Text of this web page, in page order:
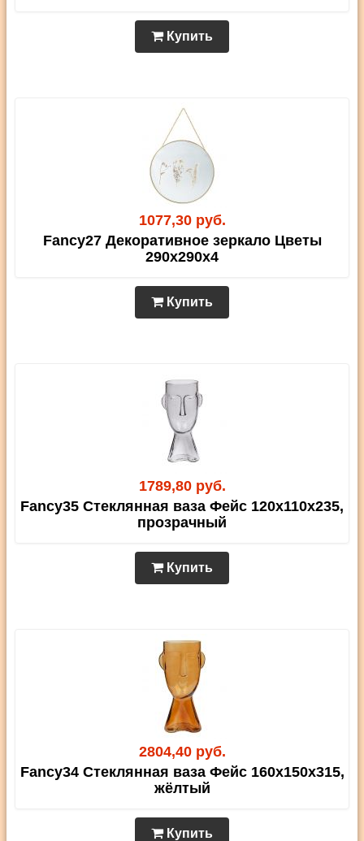
Купить
1077,30 руб.
Fancy27 Декоративное зеркало Цветы
290х290х4
Купить
1789,80 руб.
Fancy35 Стеклянная ваза Фейс 120х110х235,
прозрачный
Купить
2804,40 руб.
Fancy34 Стеклянная ваза Фейс 160х150х315,
жёлтый
Купить